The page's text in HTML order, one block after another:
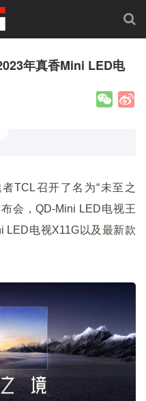
年真香Mini LED电
TCL召开了名为“未至之
会，QD-Mini LED电视王
LED电视X11G以及最新款